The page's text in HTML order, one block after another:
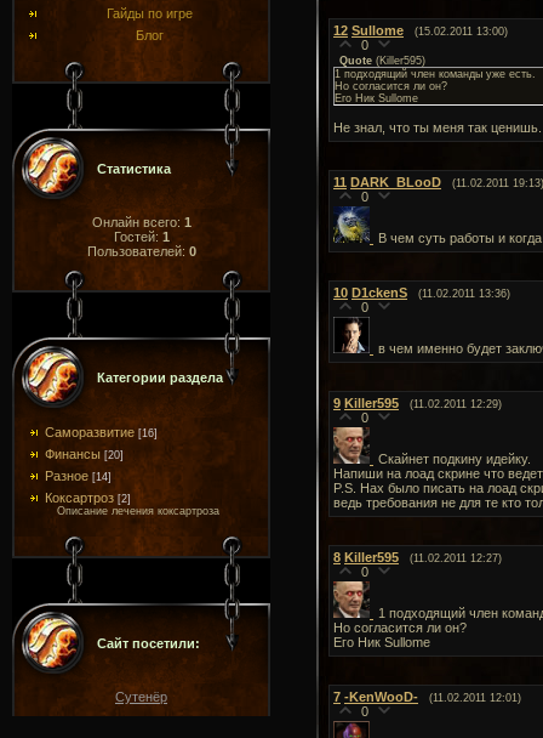
Гайды по игре
Блог
Статистика
Онлайн всего: 1
Гостей: 1
Пользователей: 0
Категории раздела
Саморазвитие [16]
Финансы [20]
Разное [14]
Коксартроз [2]
Описание лечения коксартроза
Сайт посетили:
Сутенёр
12 Sullome (15.02.2011 13:00)
0
Quote (Killer595)
1 подходящий член команды уже есть.
Но согласится ли он?
Его Ник Sullome
Не знал, что ты меня так
11 DARK_BLooD (11.02.2011 19:13)
0
В чем суть работы и
10 D1ckenS (11.02.2011 13:36)
0
в чем именно будет
9 Killer595 (11.02.2011 12:29)
0
Скайнет подкину идейку.
Напиши на лоад скрине что
P.S. Нах было писать на лоад
ведь требования не для те кто
8 Killer595 (11.02.2011 12:27)
0
1 подходящий член
Но согласится ли он?
Его Ник Sullome
7 -KenWooD- (11.02.2011 12:01)
0